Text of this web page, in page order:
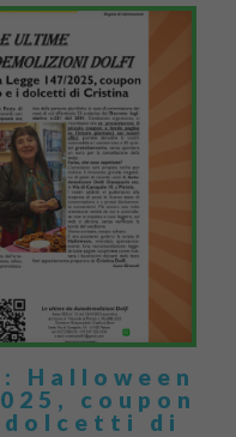
Halloween
coupon
dolcetti di